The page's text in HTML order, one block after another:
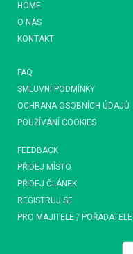
HOME
O NÁS
KONTAKT
FAQ
SMLUVNÍ PODMÍNKY
OCHRANA OSOBNÍCH ÚDAJŮ
POUŽÍVÁNÍ COOKIES
FEEDBACK
PŘIDEJ MÍSTO
PŘIDEJ ČLÁNEK
REGISTRUJ SE
PRO MAJITELE / POŘADATELE